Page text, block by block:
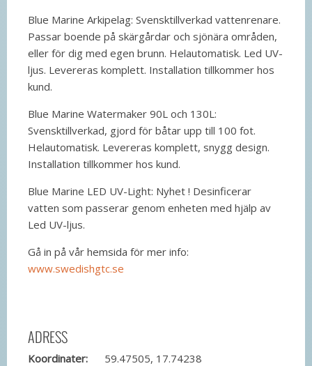
Blue Marine Arkipelag: Svensktillverkad vattenrenare.
Passar boende på skärgårdar och sjönära områden,
eller för dig med egen brunn. Helautomatisk. Led UV-
ljus. Levereras komplett. Installation tillkommer hos
kund.
Blue Marine Watermaker 90L och 130L:
Svensktillverkad, gjord för båtar upp till 100 fot.
Helautomatisk. Levereras komplett, snygg design.
Installation tillkommer hos kund.
Blue Marine LED UV-Light: Nyhet ! Desinficerar
vatten som passerar genom enheten med hjälp av
Led UV-ljus.
Gå in på vår hemsida för mer info:
www.swedishgtc.se
ADRESS
Koordinater:
59.47505, 17.74238